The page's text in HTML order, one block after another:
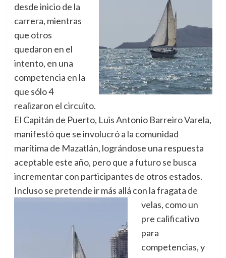
desde inicio de la
carrera, mientras
que otros
quedaron en el
intento, en una
competencia en la
que sólo 4
realizaron el circuito.
El Capitán de Puerto, Luis Antonio Barreiro Varela,
manifestó que se involucró a la comunidad
marítima de Mazatlán, lográndose una respuesta
aceptable este año, pero que a futuro se busca
incrementar con participantes de otros estados.
Incluso se pretende ir más allá con la fragata de
velas, como un
pre calificativo
para
competencias, y